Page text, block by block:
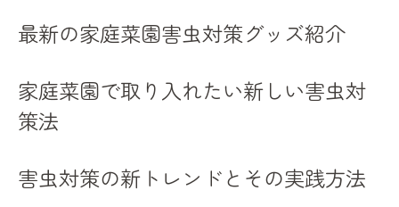
最新の家庭菜園害虫対策グッズ紹介
家庭菜園で取り入れたい新しい害虫対
策法
害虫対策の新トレンドとその実践方法